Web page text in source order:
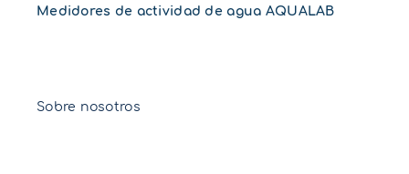
Medidores de actividad de agua AQUALAB
Sobre nosotros